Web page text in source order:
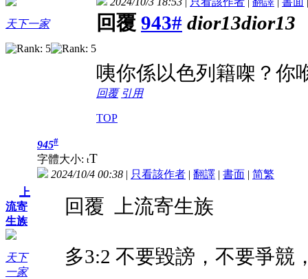
天下一家 回覆 943# dior13dior13
咦你係以色列籍㗎？你
回覆 引用
TOP
上
流寄
生族
天下
一家
945#
字體大小: tT
2024/10/4 00:38 | 只看該作者 | 翻譯 | 書面 | 简繁
回覆 上流寄生族
多3:2 不要毀謗，不要爭競